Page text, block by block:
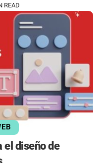
READ
el diseño de